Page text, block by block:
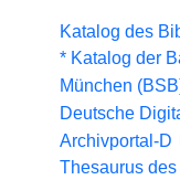
Katalog des
* Katalog der
München
Deutsche
Archivportal-D
Thesaurus